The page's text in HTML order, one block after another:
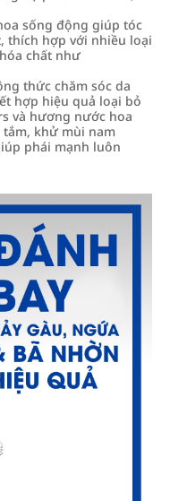
sống động giúp tóc
thích hợp với nhiều loại
chất như
thức chăm sóc da
hợp hiệu quả loại bỏ
và hương nước hoa
khử mùi nam
phái mạnh luôn